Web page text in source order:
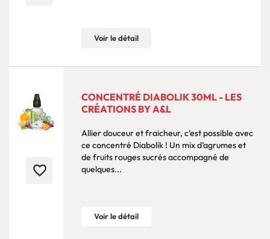
Voir le détail
favorite_border
CONCENTRÉ DIABOLIK 30ML - LES
CRÉATIONS BY A&L
Allier douceur et fraicheur, c’est possible avec
ce concentré Diabolik ! Un mix d’agrumes et
de fruits rouges sucrés accompagné de
quelques...
Voir le détail